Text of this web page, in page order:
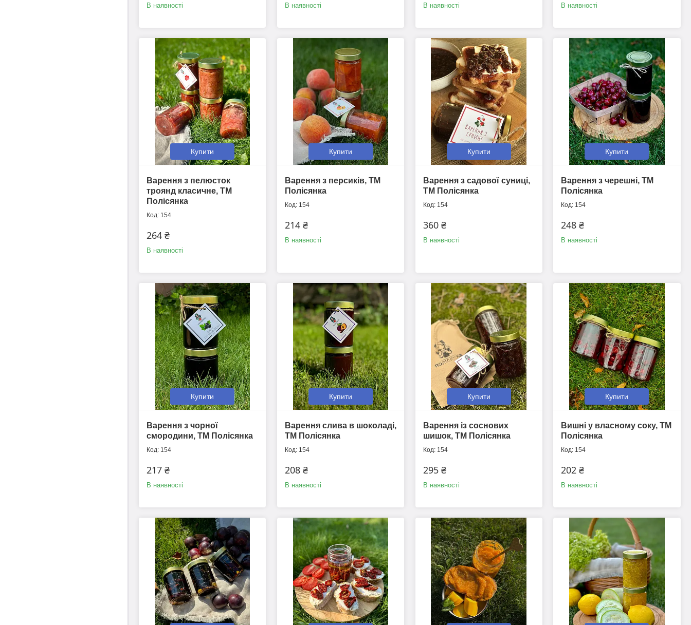
В наявності В наявності В наявності В наявності
Купити
Варення з пелюсток
троянд класичне, ТМ
Полісянка
154
264 ₴
В наявності
Купити
Варення з персиків, ТМ
Полісянка
154
214 ₴
В наявності
Купити
Варення з садової суниці,
ТМ Полісянка
154
360 ₴
В наявності
Купити
Варення з черешні, ТМ
Полісянка
154
248 ₴
В наявності
Купити
Варення з чорної
смородини, ТМ Полісянка
154
217 ₴
В наявності
Купити
Варення слива в шоколаді,
ТМ Полісянка
154
208 ₴
В наявності
Купити
Варення із соснових
шишок, ТМ Полісянка
154
295 ₴
В наявності
Купити
Вишні у власному соку, ТМ
Полісянка
154
202 ₴
В наявності